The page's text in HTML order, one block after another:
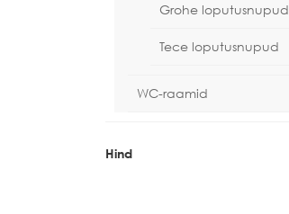
Grohe loputusnupud
Tece loputusnupud
WC-raamid
Hind